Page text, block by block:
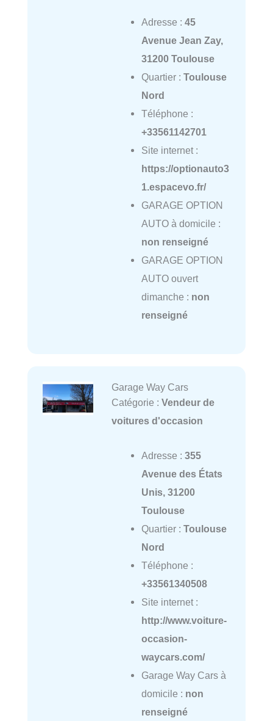
Adresse : 45
Avenue Jean Zay,
31200 Toulouse
Quartier : Toulouse
Nord
Téléphone :
+33561142701
Site internet :
https://optionauto3
1.espacevo.fr/
GARAGE OPTION
AUTO à domicile :
non renseigné
GARAGE OPTION
AUTO ouvert
dimanche : non
renseigné
Garage Way Cars
Catégorie : Vendeur de
voitures d'occasion
Adresse : 355
Avenue des États
Unis, 31200
Toulouse
Quartier : Toulouse
Nord
Téléphone :
+33561340508
Site internet :
http://www.voiture-
occasion-
waycars.com/
Garage Way Cars à
domicile : non
renseigné